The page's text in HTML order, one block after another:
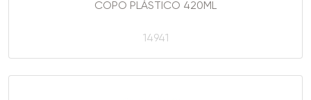
COPO PLÁSTICO 420ML
14941